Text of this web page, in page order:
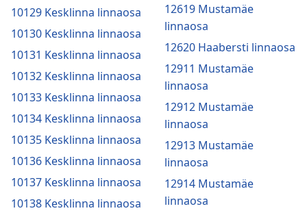
10129 Kesklinna linnaosa
10130 Kesklinna linnaosa
10131 Kesklinna linnaosa
10132 Kesklinna linnaosa
10133 Kesklinna linnaosa
10134 Kesklinna linnaosa
10135 Kesklinna linnaosa
10136 Kesklinna linnaosa
10137 Kesklinna linnaosa
10138 Kesklinna linnaosa
12619 Mustamäe
linnaosa
12620 Haabersti linnaosa
12911 Mustamäe
linnaosa
12912 Mustamäe
linnaosa
12913 Mustamäe
linnaosa
12914 Mustamäe
linnaosa